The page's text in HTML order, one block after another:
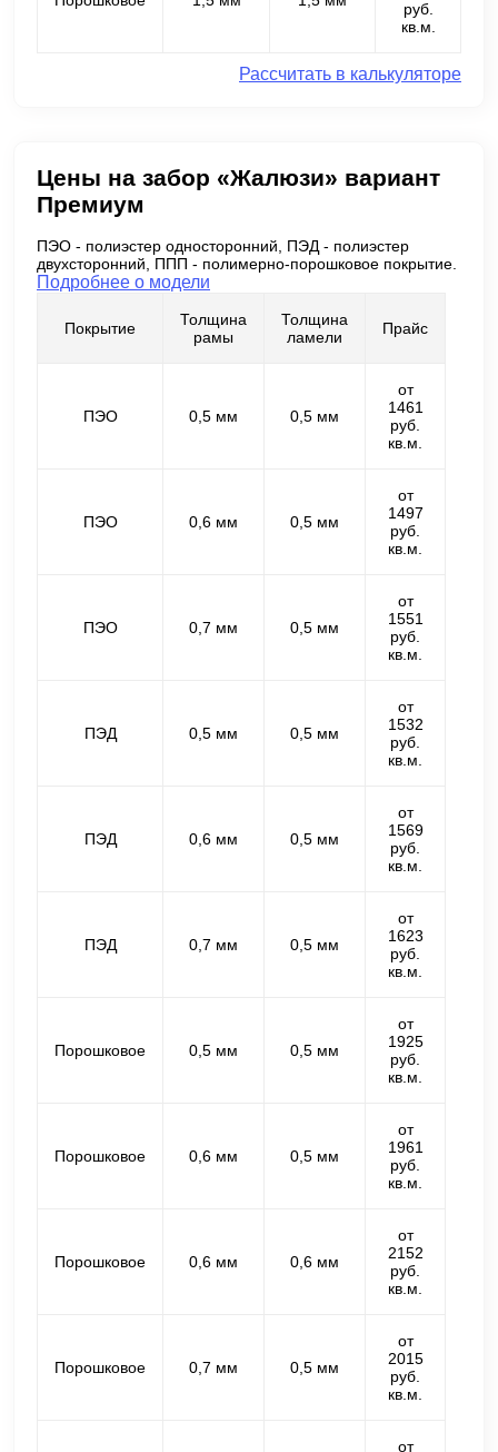
руб.
кв.м.
Рассчитать в калькуляторе
Цены на забор «Жалюзи» вариант
Премиум
ПЭО - полиэстер односторонний, ПЭД - полиэстер
двухсторонний, ППП - полимерно-порошковое покрытие.
Подробнее о модели
Покрытие
Толщина
рамы
Толщина
ламели
Прайс
ПЭО 0,5 мм 0,5 мм
от
1461
руб.
кв.м.
ПЭО 0,6 мм 0,5 мм
от
1497
руб.
кв.м.
ПЭО 0,7 мм 0,5 мм
от
1551
руб.
кв.м.
ПЭД 0,5 мм 0,5 мм
от
1532
руб.
кв.м.
ПЭД 0,6 мм 0,5 мм
от
1569
руб.
кв.м.
ПЭД 0,7 мм 0,5 мм
от
1623
руб.
кв.м.
Порошковое 0,5 мм 0,5 мм
от
1925
руб.
кв.м.
Порошковое 0,6 мм 0,5 мм
от
1961
руб.
кв.м.
Порошковое 0,6 мм 0,6 мм
от
2152
руб.
кв.м.
Порошковое 0,7 мм 0,5 мм
от
2015
руб.
кв.м.
от